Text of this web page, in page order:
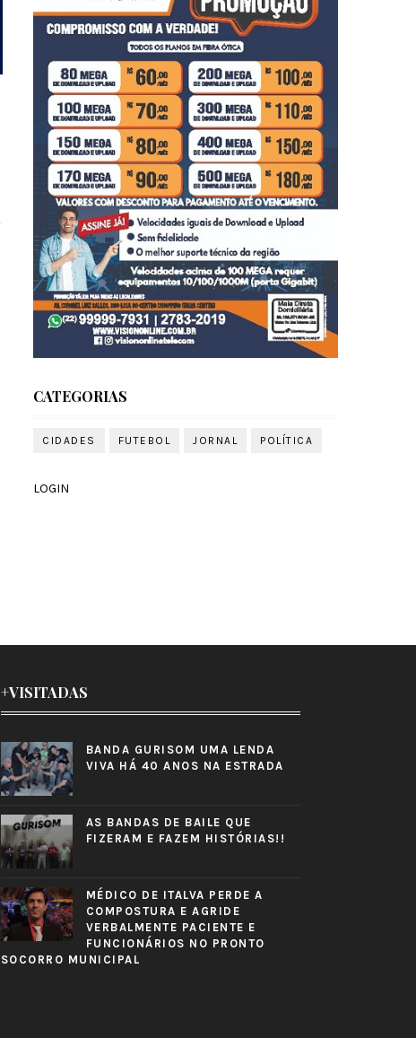
CATEGORIAS
CIDADES FUTEBOL JORNAL POLÍTICA
LOGIN
+VISITADAS
BANDA GURISOM UMA LENDA
VIVA HÁ 40 ANOS NA ESTRADA
AS BANDAS DE BAILE QUE
FIZERAM E FAZEM HISTÓRIAS!!
MÉDICO DE ITALVA PERDE A
COMPOSTURA E AGRIDE
VERBALMENTE PACIENTE E
FUNCIONÁRIOS NO PRONTO
SOCORRO MUNICIPAL